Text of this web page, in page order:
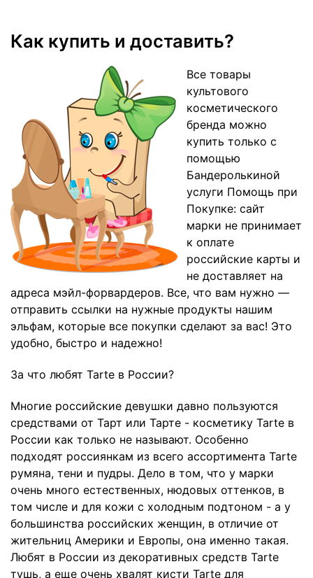
Как купить и доставить?
Все товары
культового
косметического
бренда можно
купить только с
помощью
Бандеролькиной
услуги Помощь при
Покупке: сайт
марки не принимает
к оплате
российские карты и
не доставляет на
адреса мэйл-форвардеров. Все, что вам нужно —
отправить ссылки на нужные продукты нашим
эльфам, которые все покупки сделают за вас! Это
удобно, быстро и надежно!
За что любят Tarte в России?
Многие российские девушки давно пользуются
средствами от Тарт или Тарте - косметику Tarte в
России как только не называют. Особенно
подходят россиянкам из всего ассортимента Tarte
румяна, тени и пудры. Дело в том, что у марки
очень много естественных, нюдовых оттенков, в
том числе и для кожи с холодным подтоном - а у
большинства российских женщин, в отличие от
жительниц Америки и Европы, она именно такая.
Любят в России из декоративных средств Tarte
тушь, а еще очень хвалят кисти Tarte для